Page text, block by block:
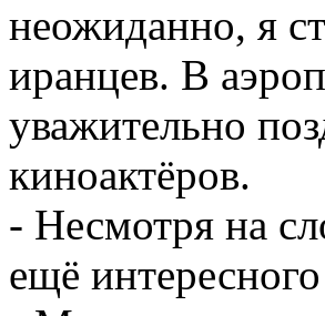
неожиданно, я
иранцев. В
уважительно
киноактёров.
- Несмотря на
ещё